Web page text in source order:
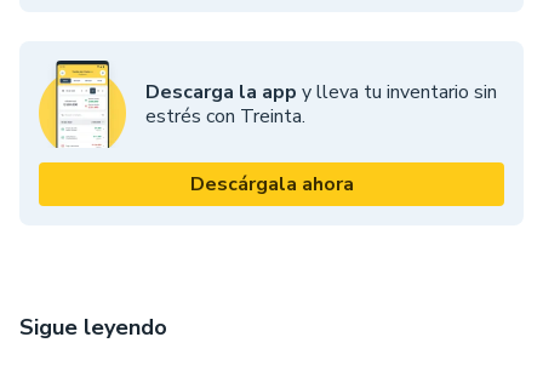
Descarga la app y lleva tu inventario sin
estrés con Treinta.
Descárgala ahora
Sigue leyendo